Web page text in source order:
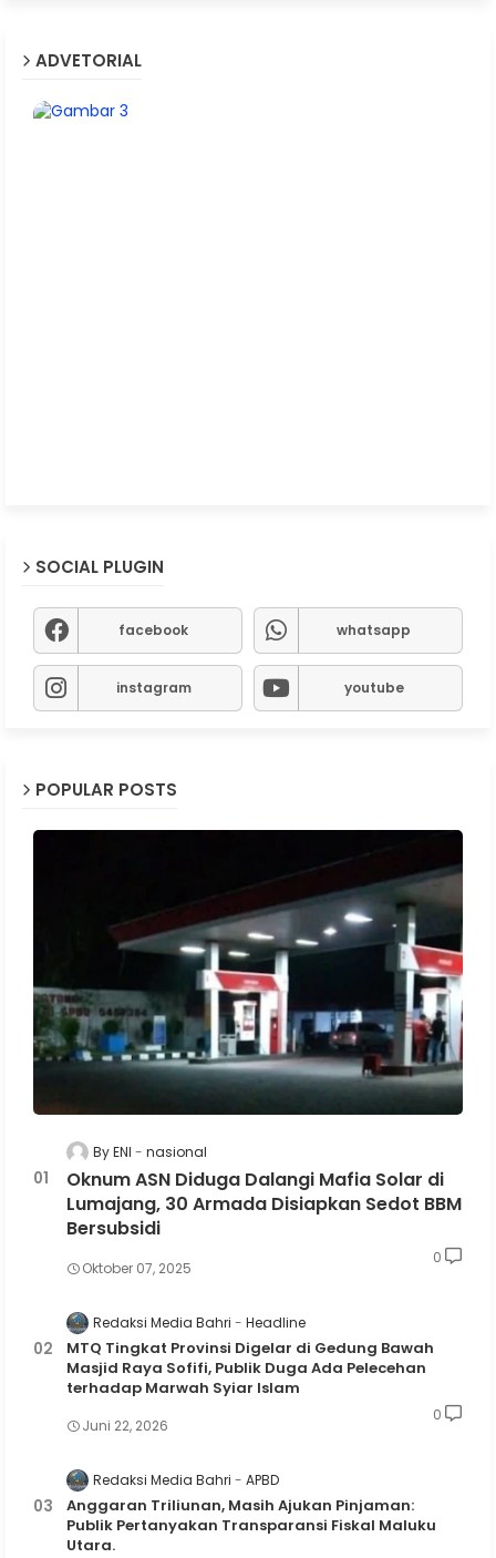
ADVETORIAL
SOCIAL PLUGIN
facebook whatsapp
instagram youtube
POPULAR POSTS
By ENI nasional
Oknum ASN Diduga Dalangi Mafia Solar di
Lumajang, 30 Armada Disiapkan Sedot BBM
Bersubsidi
Oktober 07, 2025
0
Redaksi Media Bahri Headline
MTQ Tingkat Provinsi Digelar di Gedung Bawah
Masjid Raya Sofifi, Publik Duga Ada Pelecehan
terhadap Marwah Syiar Islam
Juni 22, 2026
0
Redaksi Media Bahri APBD
Anggaran Triliunan, Masih Ajukan Pinjaman:
Publik Pertanyakan Transparansi Fiskal Maluku
Utara.